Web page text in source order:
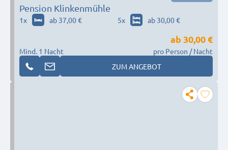
Pension Klinkenmühle
1x ab 37,00 € 5x ab 30,00 €
Mind. 1 Nacht
ab 30,00 €
pro Person / Nacht
ZUM ANGEBOT